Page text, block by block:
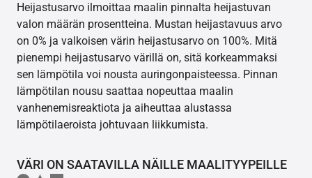
Heijastusarvo ilmoittaa maalin pinnalta heijastuvan
valon määrän prosentteina. Mustan heijastavuus arvo
on 0% ja valkoisen värin heijastusarvo on 100%. Mitä
pienempi heijastusarvo värillä on, sitä korkeammaksi
sen lämpötila voi nousta auringonpaisteessa. Pinnan
lämpötilan nousu saattaa nopeuttaa maalin
vanhenemisreaktiota ja aiheuttaa alustassa
lämpötilaeroista johtuvaan liikkumista.
VÄRI ON SAATAVILLA NÄILLE MAALITYYPEILLE